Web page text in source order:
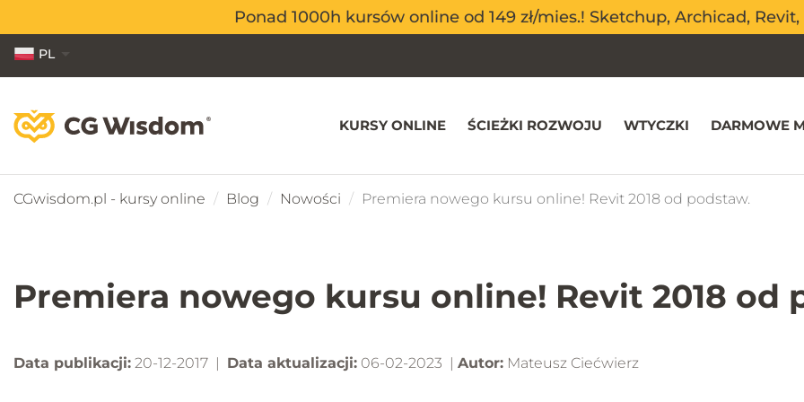
Ponad 1000h kursów online od 149 zł/mies.! Sketchup, Archicad,
Ponad 1000h kursów online od 149 zł/mies.! Sketchup, Archicad,
PL
EN
KURSY ONLINE ŚCIEŻKI ROZWOJU WTYCZKI DARMOWE
CGwisdom.pl - kursy online Blog Nowości Premiera nowego kursu online! Revit 2018 od podstaw.
Premiera nowego kursu online! Revit 2018 od
Data publikacji: 20-12-2017 | Data aktualizacji: 06-02-2023 | Autor: Mateusz Ciećwierz